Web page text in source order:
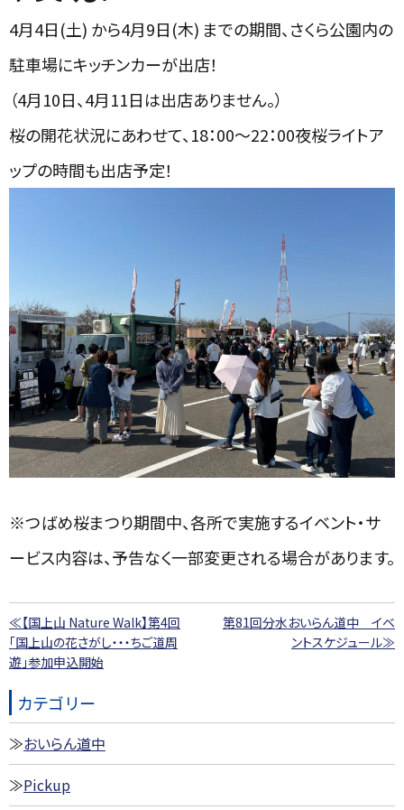
4月4日(土) から4月9日(木) までの期間、さくら公園内の
駐車場にキッチンカーが出店！
（4月10日、4月11日は出店ありません。）
桜の開花状況にあわせて、18：00～22：00夜桜ライトア
ップの時間も出店予定！
※つばめ桜まつり期間中、各所で実施するイベント・サ
ービス内容は、予告なく一部変更される場合があります。
≪【国上山 Nature Walk】第4回
「国上山の花さがし・・・ちご道周
遊」参加申込開始
第81回分水おいらん道中 イベ
ントスケジュール≫
カテゴリー
おいらん道中
Pickup